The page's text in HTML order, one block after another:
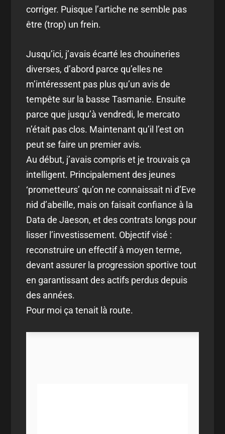
corriger. Puisque l’artiche ne semble pas
être (trop) un frein.
Jusqu’ici, j’avais écarté les chouineries
diverses, d’abord parce qu’elles ne
m’intéressent pas plus qu’un avis de
tempête sur la basse Tasmanie. Ensuite
parce que jusqu’à vendredi, le mercato
n’était pas clos. Maintenant qu’il l’est on
peut se faire un premier avis.
Au début, j’avais compris et je trouvais ça
intelligent. Principalement des jeunes
‘prometteurs’ qu’on ne connaissait ni d’Eve
nid d’abeille, mais on faisait confiance à la
Data de Jaeson, et des contrats longs pour
lisser l’investissement. Objectif visé :
reconstruire un effectif à moyen terme,
devant assurer la progression sportive tout
en garantissant des actifs perdus depuis
des années.
Pour moi ça tenait là route.